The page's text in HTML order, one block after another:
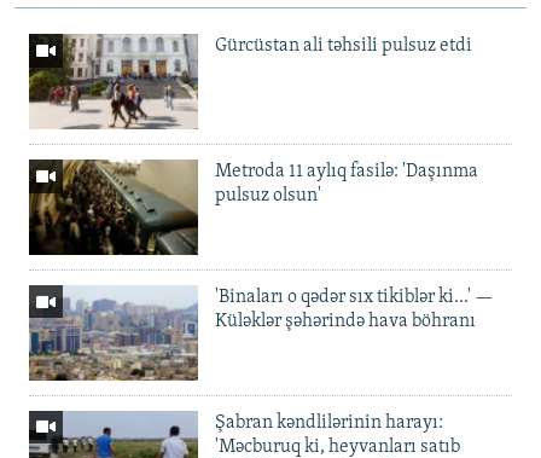
Gürcüstan ali təhsili pulsuz etdi
Metroda 11 aylıq fasilə: 'Daşınma
pulsuz olsun'
'Binaları o qədər sıx tikiblər ki...' —
Küləklər şəhərində hava böhranı
Şabran kəndlilərinin harayı:
'Məcburuq ki, heyvanları satıb